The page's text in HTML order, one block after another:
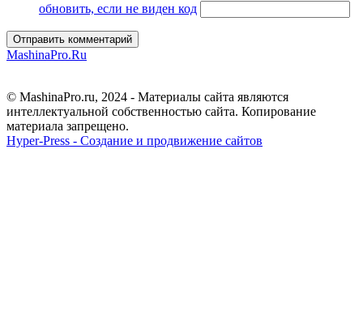
обновить, если не виден код
Отправить комментарий
MashinaPro.Ru
© MashinaPro.ru, 2024 - Материалы сайта являются
интеллектуальной собственностью сайта. Копирование
материала запрещено.
Hyper-Press - Создание и продвижение сайтов